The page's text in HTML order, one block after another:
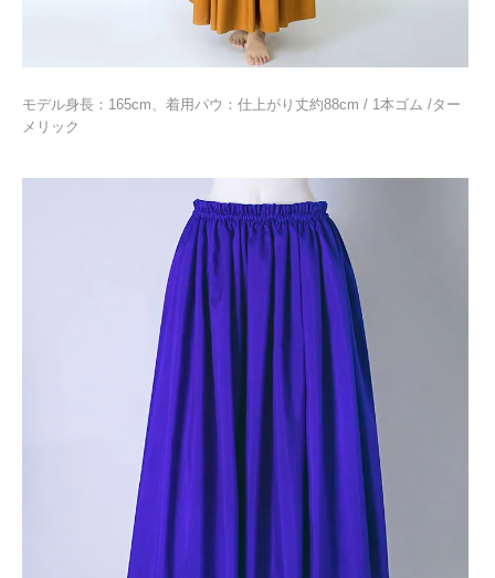
モデル身長：165cm、着用パウ：仕上がり丈約88cm / 1本ゴム /ター
メリック